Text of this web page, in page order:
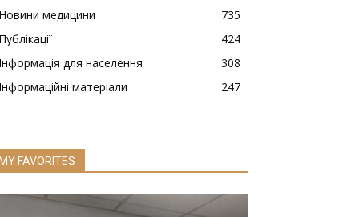
Новини медицини
735
Публікації
424
Інформація для населення
308
Інформаційні матеріали
247
MY FAVORITES